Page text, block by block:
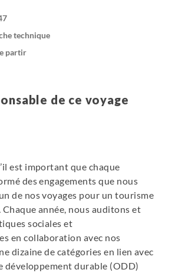
technique
partir
de ce voyage
est important que chaque
des engagements que nous
de nos voyages pour un tourisme
année, nous auditons et
sociales et
en collaboration avec nos
dizaine de catégories en lien avec
développement durable (ODD)